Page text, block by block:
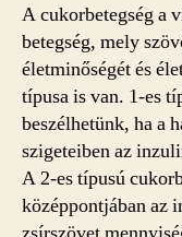
A cukorbetegség a
betegség, mely
életminőségét és
típusa is van. 1-es
beszélhetünk, ha a
szigeteiben az
A 2-es típusú
középpontjában az